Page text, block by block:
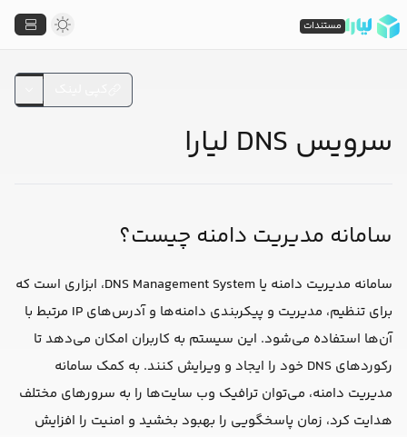
سرویس DNS لیارا
سامانه مدیریت دامنه چیست؟
سامانه مدیریت دامنه یا DNS Management System، ابزاری است که
برای تنظیم، مدیریت و پیکربندی دامنه‌ها و آدرس‌های IP مرتبط با
آن‌ها استفاده می‌شود. این سیستم به کاربران امکان می‌دهد تا
رکوردهای DNS خود را ایجاد و ویرایش کنند. به کمک سامانه
مدیریت دامنه، می‌توان ترافیک وب سایت‌ها را به سرورهای مختلف
هدایت کرد، زمان پاسخگویی را بهبود بخشید و امنیت را افزایش
مستندات